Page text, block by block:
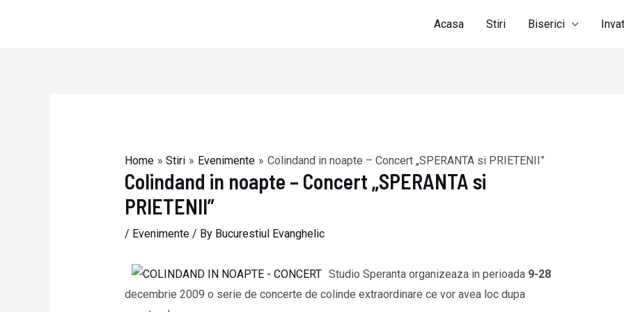
Acasa Stiri Biserici
Home Stiri Evenimente Colindand in noapte – Concert „SPERANTA si PRIETENII”
Colindand in noapte – Concert „SPERANTA si
PRIETENII”
/ Evenimente/ By Bucurestiul Evanghelic
Studio Speranta organizeaza in perioada 9-28
decembrie 2009 o serie de concerte de colinde extraordinare ce vor avea loc dupa